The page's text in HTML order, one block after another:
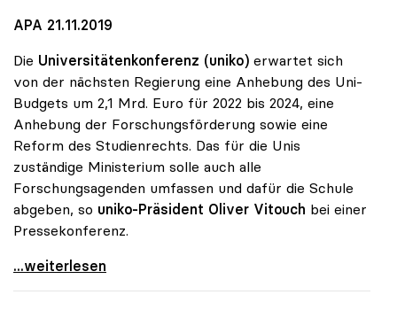
APA 21.11.2019
Die Universitätenkonferenz (uniko) erwartet sich
von der nächsten Regierung eine Anhebung des Uni-
Budgets um 2,1 Mrd. Euro für 2022 bis 2024, eine
Anhebung der Forschungsförderung sowie eine
Reform des Studienrechts. Das für die Unis
zuständige Ministerium solle auch alle
Forschungsagenden umfassen und dafür die Schule
abgeben, so uniko-Präsident Oliver Vitouch bei einer
Pressekonferenz.
Unis wollen Budgetsteigerung und
...weiterlesen